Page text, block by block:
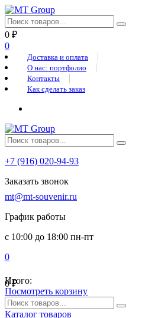
0 ₽
0
Доставка и оплата
О нас: портфолио
Контакты
Как сделать заказ
+7 (916) 020-94-93
Заказать звонок
mt@mt-souvenir.ru
График работы
с 10:00 до 18:00 пн-пт
0
0₽
Итого:
Посмотреть корзину
Каталог товаров